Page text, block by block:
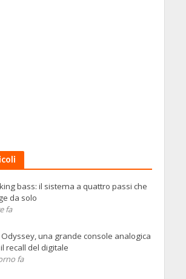
bass: il sistema a quattro passi che
da solo
fa
Odyssey, una grande console analogica
recall del digitale
fa